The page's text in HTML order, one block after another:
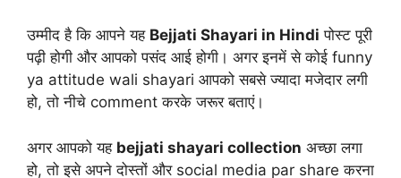
उम्मीद है कि आपने यह Bejjati Shayari in Hindi पोस्ट पूरी
पढ़ी होगी और आपको पसंद आई होगी। अगर इनमें से कोई funny
ya attitude wali shayari आपको सबसे ज्यादा मजेदार लगी
हो, तो नीचे comment करके जरूर बताएं।
अगर आपको यह bejjati shayari collection अच्छा लगा
हो, तो इसे अपने दोस्तों और social media par share करना